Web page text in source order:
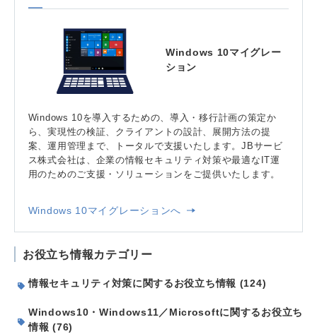
Windows 10マイグレー
ション
Windows 10を導入するための、導入・移行計画の策定か
ら、実現性の検証、クライアントの設計、展開方法の提
案、運用管理まで、トータルで支援いたします。JBサービ
ス株式会社は、企業の情報セキュリティ対策や最適なIT運
用のためのご支援・ソリューションをご提供いたします。
Windows 10マイグレーションへ
お役立ち情報カテゴリー
情報セキュリティ対策に関するお役立ち情報 (124)
Windows10・Windows11／Microsoftに関するお役立ち
情報 (76)